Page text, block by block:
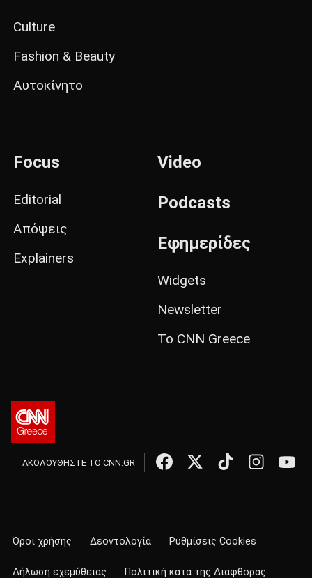
Culture
Fashion & Beauty
Αυτοκίνητο
Focus
Editorial
Απόψεις
Explainers
Video
Podcasts
Εφημερίδες
Widgets
Newsletter
Το CNN Greece
ΑΚΟΛΟΥΘΗΣΤΕ ΤΟ CNN.GR
Όροι χρήσης Δεοντολογία Ρυθμίσεις Cookies
Δήλωση εχεμύθειας Πολιτική κατά της Διαφθοράς